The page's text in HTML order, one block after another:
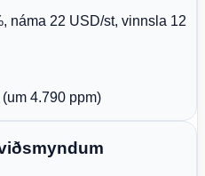
náma 22 USD/st, vinnsla 12
4.790 ppm)